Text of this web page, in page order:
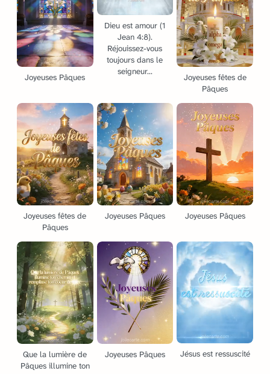
Joyeuses Pâques
Dieu est amour (1
Jean 4:8).
Réjouissez-vous
toujours dans le
seigneur...
Joyeuses fêtes de
Pâques
Joyeuses fêtes de
Pâques
Joyeuses Pâques Joyeuses Pâques
Que la lumière de
Pâques illumine ton
Joyeuses Pâques Jésus est ressuscité